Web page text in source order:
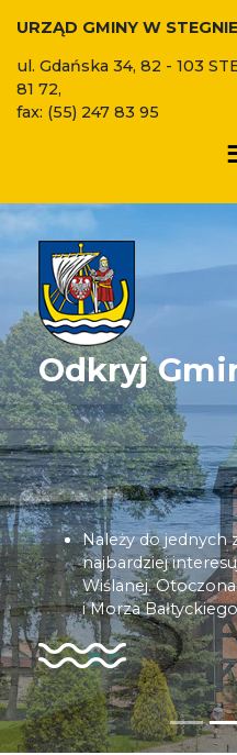
URZĄD GMINY W STEGNIE
ul. Gdańska 34, 82 - 103
81 72,
fax: (55) 247 83 95
Odkryj
Należy do jednych
najbardziej
Wiślanej.
i Morza